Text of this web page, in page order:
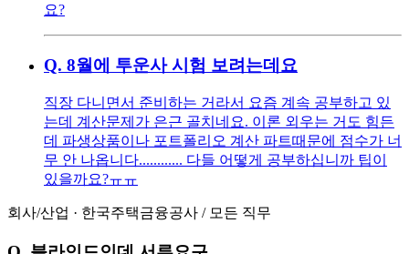
요?
Q. 8월에 투운사 시험 보려는데요
직장 다니면서 준비하는 거라서 요즘 계속 공부하고 있
는데 계산문제가 은근 골치네요. 이론 외우는 거도 힘든
데 파생상품이나 포트폴리오 계산 파트때문에 점수가 너
무 안 나옵니다............ 다들 어떻게 공부하십니까 팁이
있을까요?ㅠㅠ
회사/산업 · 한국주택금융공사 / 모든 직무